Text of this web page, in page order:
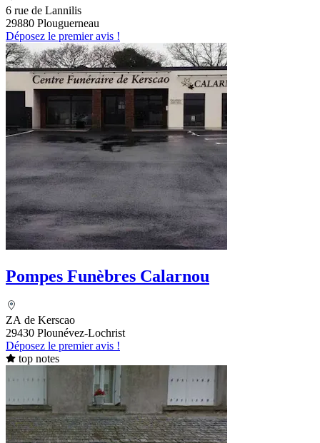
6 rue de Lannilis
29880 Plouguerneau
Déposez le premier avis !
Pompes Funèbres Calarnou
ZA de Kerscao
29430 Plounévez-Lochrist
Déposez le premier avis !
top notes